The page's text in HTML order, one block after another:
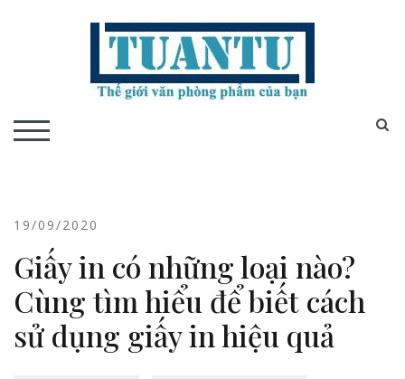
TOGGLE MOBILE MENU
19/09/2020
Giấy in có những loại nào?
Cùng tìm hiểu để biết cách
sử dụng giấy in hiệu quả